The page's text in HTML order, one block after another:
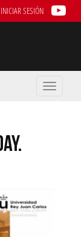
INICIAR SESIÓN
Toggle